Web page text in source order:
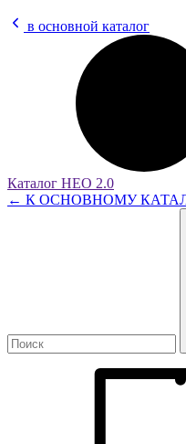
в основной каталог
Каталог НЕО 2.0
← К ОСНОВНОМУ